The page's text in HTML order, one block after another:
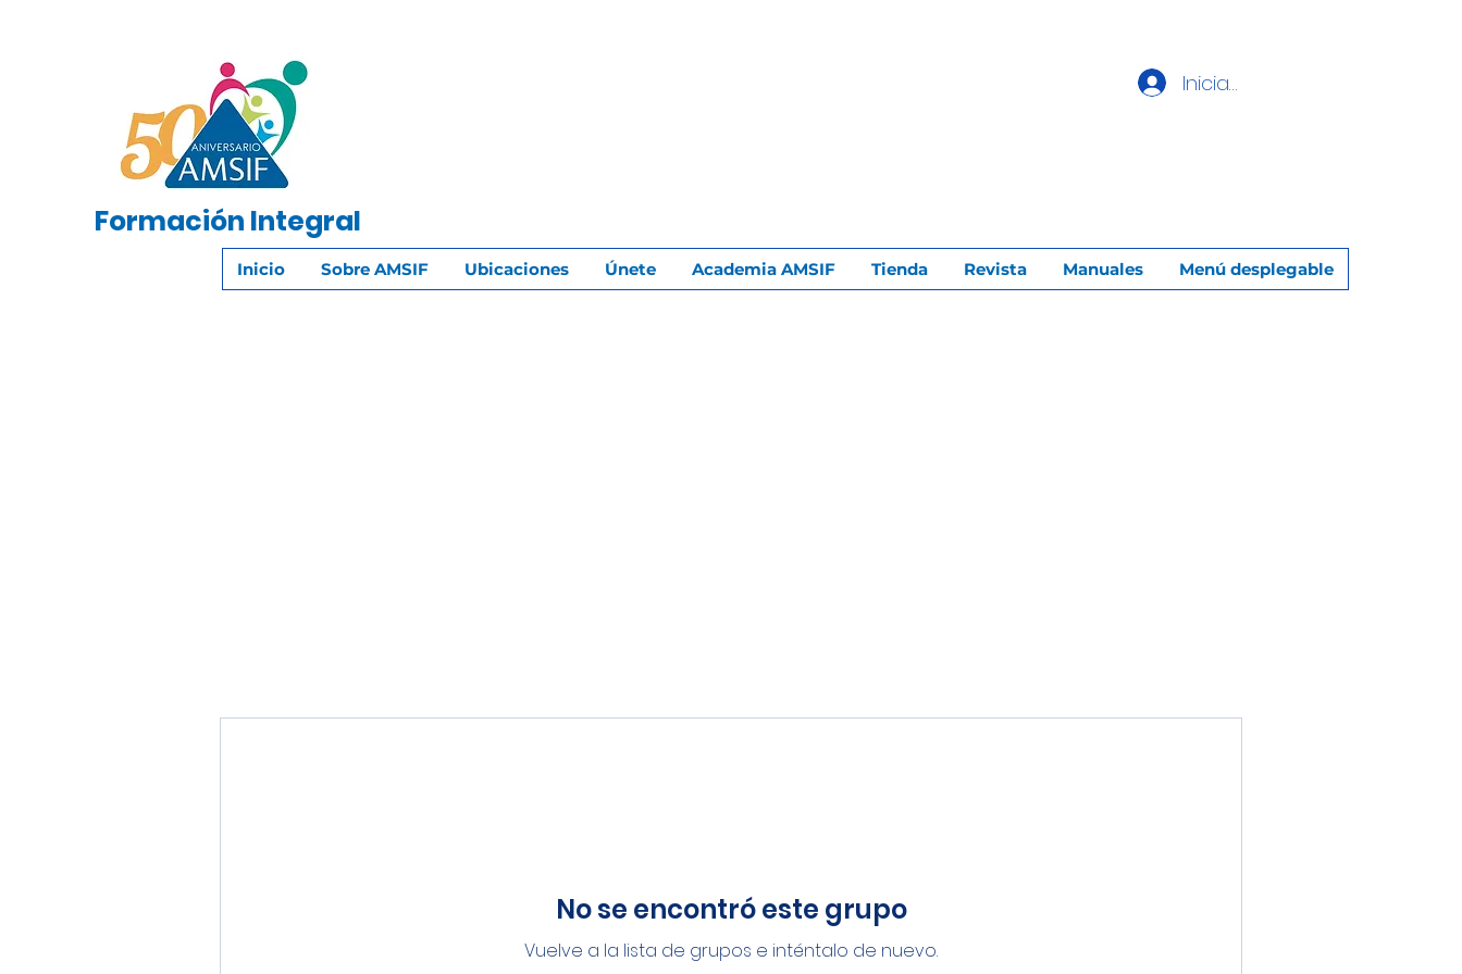
Formación Integral
Inicio Sobre AMSIF Ubicaciones Únete Academia AMSIF Tienda Revista Manuales Menú desplegable
Iniciar sesión
No se encontró este grupo
Vuelve a la lista de grupos e inténtalo de nuevo.